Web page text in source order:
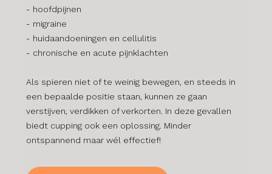
- hoofdpijnen
- migraine
- huidaandoeningen en cellulitis
- chronische en acute pijnklachten
Als spieren niet of te weinig bewegen, en steeds in
een bepaalde positie staan, kunnen ze gaan
verstijven, verdikken of verkorten. In deze gevallen
biedt cupping ook een oplossing. Minder
ontspannend maar wél effectief!